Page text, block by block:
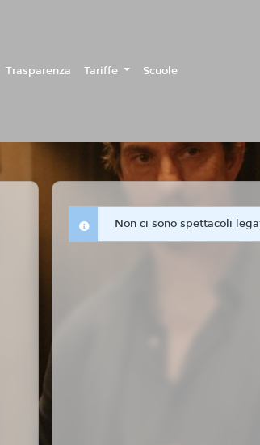
Trasparenza Tariffe Scuole
Non ci sono spettacoli